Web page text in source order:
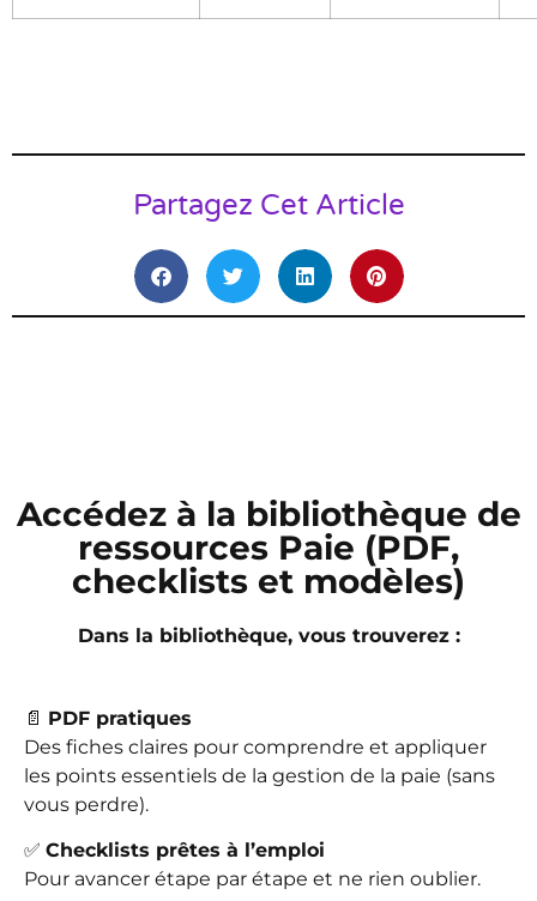
Partagez Cet Article
Accédez à la bibliothèque de
ressources Paie (PDF,
checklists et modèles)
Dans la bibliothèque, vous trouverez :
📄 PDF pratiques
Des fiches claires pour comprendre et appliquer
les points essentiels de la gestion de la paie (sans
vous perdre).
✅ Checklists prêtes à l’emploi
Pour avancer étape par étape et ne rien oublier.